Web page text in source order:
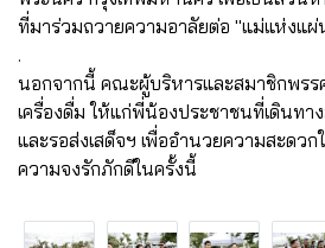
ที่มาร่วมถวายความอาลัยต่อ "แม่แห่งแ
.
นอกจากนี้ คณะผู้บริหารและสมาชิกพรร
เครื่องดื่ม ให้แก่พี่น้องประชาชนที่เดินทา
และรอส่งเสด็จฯ เพื่ออำนวยความสะดว
ความจงรักภักดีในครั้งนี้